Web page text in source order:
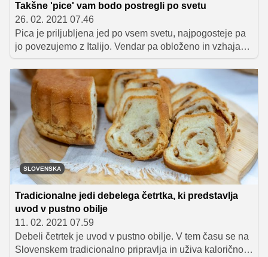
Takšne 'pice' vam bodo postregli po svetu
26. 02. 2021 07.46
Pica je priljubljena jed po vsem svetu, najpogosteje pa
jo povezujemo z Italijo. Vendar pa obloženo in vzhajano
testo, ki spominja na pico, poznajo tudi v drugih delih
sveta. Preverili smo, kakšne 'pice' pripravljajo po svetu.
SLOVENSKA
Tradicionalne jedi debelega četrtka, ki predstavlja
uvod v pustno obilje
11. 02. 2021 07.59
Debeli četrtek je uvod v pustno obilje. V tem času se na
Slovenskem tradicionalno pripravlja in uživa kalorično